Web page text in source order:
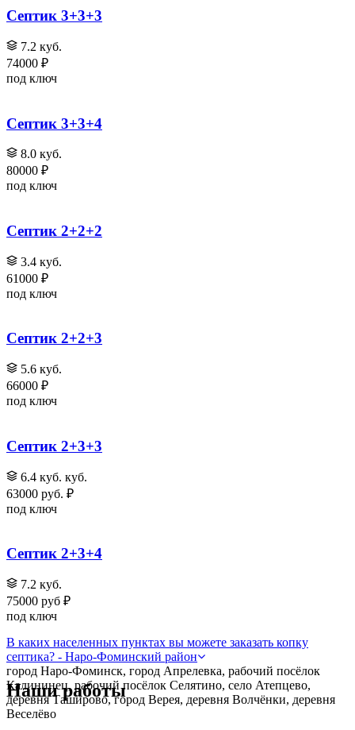
Септик 3+3+3
7.2 куб.
74000 ₽
под ключ
Септик 3+3+4
8.0 куб.
80000 ₽
под ключ
Септик 2+2+2
3.4 куб.
61000 ₽
под ключ
Септик 2+2+3
5.6 куб.
66000 ₽
под ключ
Септик 2+3+3
6.4 куб. куб.
63000 руб. ₽
под ключ
Септик 2+3+4
7.2 куб.
75000 руб ₽
под ключ
В каких населенных пунктах вы можете заказать копку
септика? - Наро-Фоминский район
город Наро-Фоминск, город Апрелевка, рабочий посёлок
Калининец, рабочий посёлок Селятино, село Атепцево,
деревня Таширово, город Верея, деревня Волчёнки, деревня
Веселёво
Наши работы